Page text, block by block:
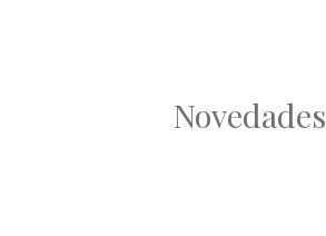
Novedades